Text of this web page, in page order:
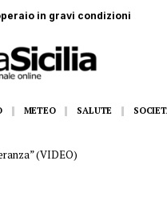
METEO SALUTE
(VIDEO)